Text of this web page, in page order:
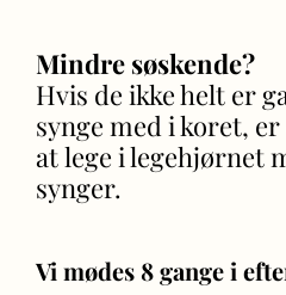
Mindre søskende?
Hvis de ikke helt er
synge med i koret,
at lege i legehjørnet
synger.
Vi mødes 8 gange i